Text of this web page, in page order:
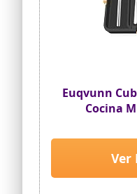
Euqvunn
Cocina
Ver